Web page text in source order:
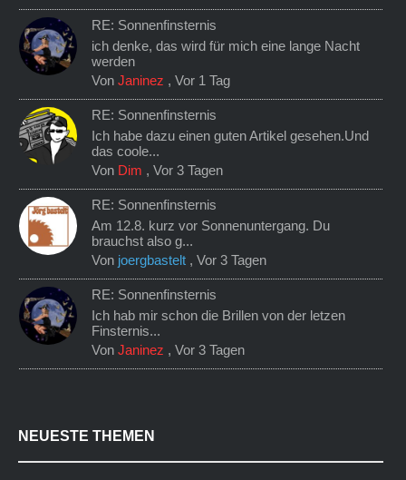
RE: Sonnenfinsternis
ich denke, das wird für mich eine lange Nacht
werden
VonJaninez ,Vor 1 Tag
RE: Sonnenfinsternis
Ich habe dazu einen guten Artikel gesehen.Und
das coole...
Von Dim ,Vor 3 Tagen
RE: Sonnenfinsternis
Am 12.8. kurz vor Sonnenuntergang. Du
brauchst also g...
Von joergbastelt ,Vor 3 Tagen
RE: Sonnenfinsternis
Ich hab mir schon die Brillen von der letzen
Finsternis...
VonJaninez ,Vor 3 Tagen
NEUESTE THEMEN